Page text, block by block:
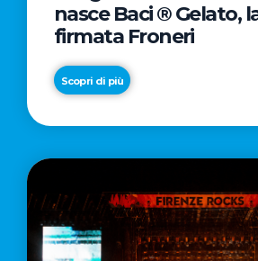
nasce Baci ® Gelato,
firmata Froneri
Scopri di più